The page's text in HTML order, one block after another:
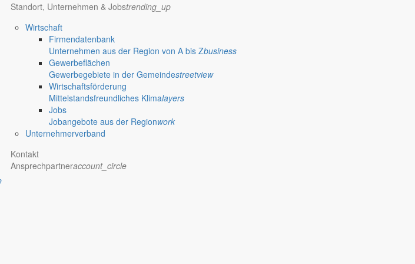
Standort, Unternehmen & Jobstrending_up
Wirtschaft
Firmendatenbank
Unternehmen aus der Region von A bis Zbusiness
Gewerbeflächen
Gewerbegebiete in der Gemeindestreetview
Wirtschaftsförderung
Mittelstandsfreundliches Klimalayers
Jobs
Jobangebote aus der Regionwork
Unternehmerverband
Kontakt
Ansprechpartneraccount_circle
steht ja keine Wahl an und darum gestatten Sie mir heute bitte ein paar ganz persönliche Worte. Ich
bedanken.
zu finden. Die einen nennen es das Jahrhunderthochwasser, die anderen sprechen über die
vom 07. und 08. August 2010 gemeint.